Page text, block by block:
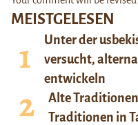
MEISTGELESEN
Unter der
versucht,
entwickeln
Alte
Traditionen in